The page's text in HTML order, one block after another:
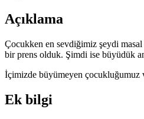
Açıklama
Çocukken en sevdiğimiz şeydi
bir prens olduk. Şimdi ise büyüdük
İçimizde büyümeyen çocukluğumuz
Ek bilgi